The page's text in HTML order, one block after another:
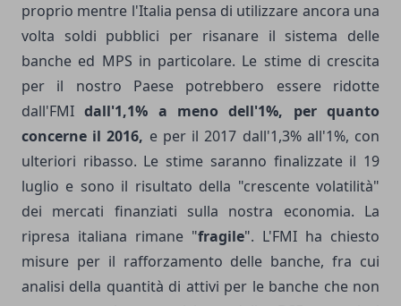
proprio mentre l'Italia pensa di utilizzare ancora una
volta soldi pubblici per risanare il sistema delle
banche ed MPS in particolare. Le stime di crescita
per il nostro Paese potrebbero essere ridotte
dall'FMIdall'1,1% a meno dell'1%, per quanto
concerne il 2016, e per il 2017 dall'1,3% all'1%, con
ulteriori ribasso. Le stime saranno finalizzate il 19
luglio e sono il risultato della "crescente volatilità"
dei mercati finanziati sulla nostra economia. La
ripresa italiana rimane "fragile". L'FMI ha chiesto
misure per il rafforzamento delle banche, fra cui
analisi della quantità di attivi per le banche che non